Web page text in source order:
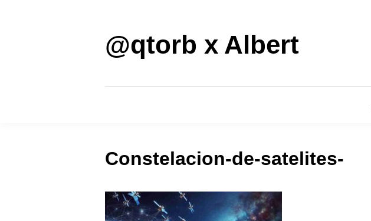
@qtorb x Albert
Constelacion-de-satelites-